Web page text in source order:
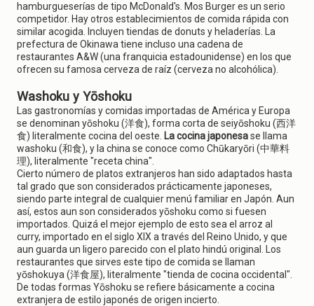
hamburgueserías de tipo McDonald's. Mos Burger es un serio
competidor. Hay otros establecimientos de comida rápida con
similar acogida. Incluyen tiendas de donuts y heladerías. La
prefectura de Okinawa tiene incluso una cadena de
restaurantes A&W (una franquicia estadounidense) en los que
ofrecen su famosa cerveza de raíz (cerveza no alcohólica).
Washoku y Yōshoku
Las gastronomías y comidas importadas de América y Europa
se denominan yōshoku (洋食), forma corta de seiyōshoku (西洋
食) literalmente cocina del oeste. La cocina japonesase llama
washoku (和食), y la china se conoce como Chūkaryōri (中華料
理), literalmente "receta china".
Cierto número de platos extranjeros han sido adaptados hasta
tal grado que son considerados prácticamente japoneses,
siendo parte integral de cualquier menú familiar en Japón. Aun
así, estos aun son considerados yōshoku como si fuesen
importados. Quizá el mejor ejemplo de esto sea el arroz al
curry, importado en el siglo XIX a través del Reino Unido, y que
aun guarda un ligero parecido con el plato hindú original. Los
restaurantes que sirves este tipo de comida se llaman
yōshokuya (洋食屋), literalmente "tienda de cocina occidental".
De todas formas Yōshoku se refiere básicamente a cocina
extranjera de estilo japonés de origen incierto.